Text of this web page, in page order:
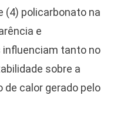
(4) policarbonato na
e
influenciam tanto no
sobre a
calor gerado pelo